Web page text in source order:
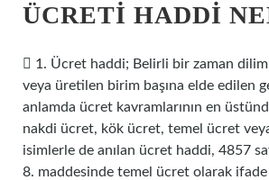
ÜCRETI HADDI
 1. Ücret haddi; Belirli bir zaman
veya üretilen birim başına elde edilen
anlamda ücret kavramlarının en
nakdi ücret, kök ücret, temel ücret
isimlerle de anılan ücret haddi, 4857
8. maddesinde temel ücret olarak